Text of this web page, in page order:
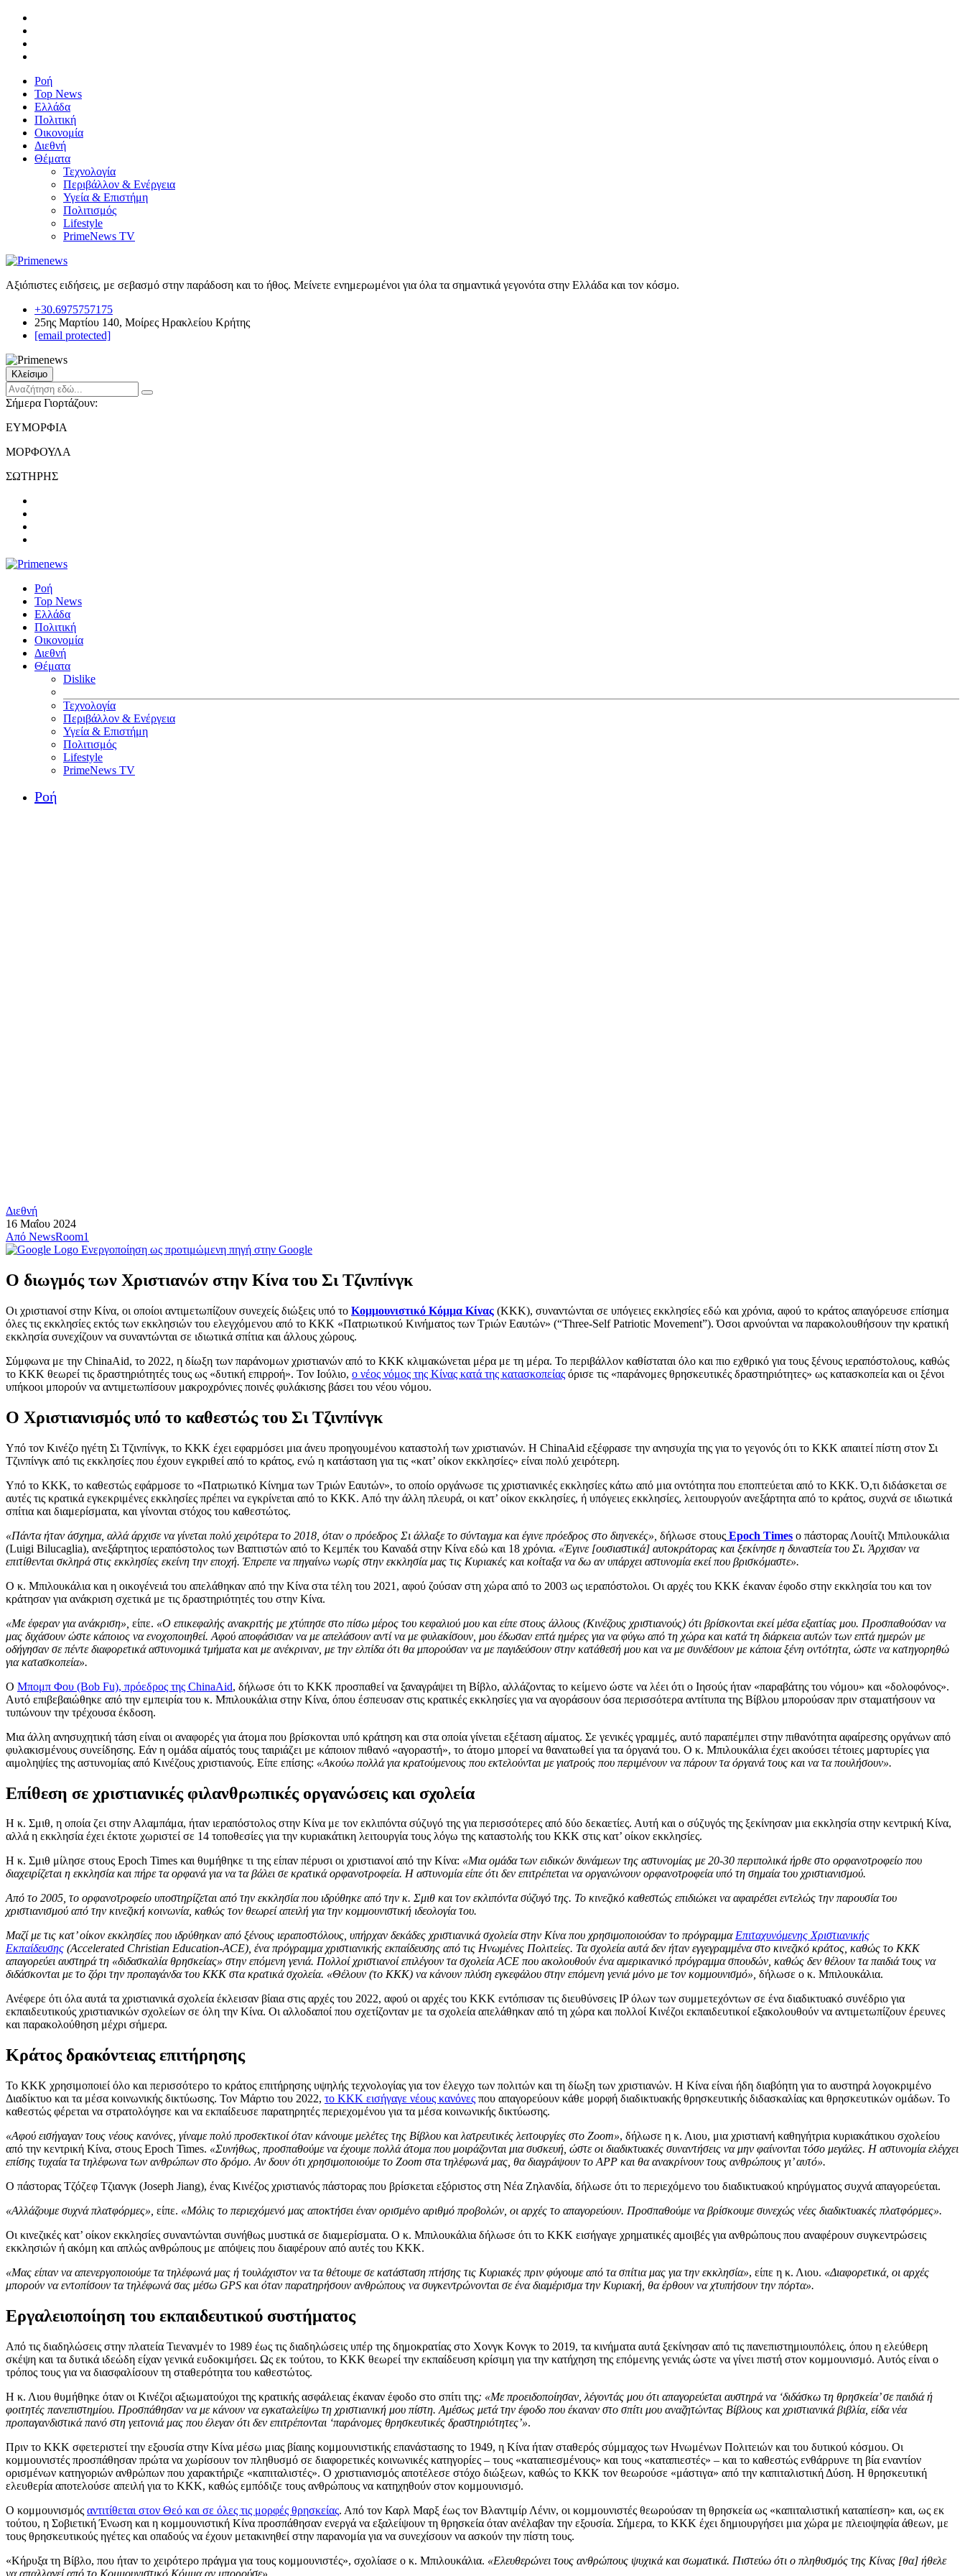
Ροή
Top News
Ελλάδα
Πολιτική
Οικονομία
Διεθνή
Θέματα
Τεχνολογία
Περιβάλλον & Ενέργεια
Υγεία & Επιστήμη
Πολιτισμός
Lifestyle
PrimeNews TV
Αξιόπιστες ειδήσεις, με σεβασμό στην παράδοση και το ήθος. Μείνετε ενημερωμένοι για όλα τα σημαντικά γεγονότα στην Ελλάδα και τον κόσμο.
+30.6975757175
25ης Μαρτίου 140, Μοίρες Ηρακλείου Κρήτης
[email protected]
Κλείσιμο
Σήμερα Γιορτάζουν:
ΕΥΜΟΡΦΙΑ
ΜΟΡΦΟΥΛΑ
ΣΩΤΗΡΗΣ
Ροή
Top News
Ελλάδα
Πολιτική
Οικονομία
Διεθνή
Θέματα
Dislike
Τεχνολογία
Περιβάλλον & Ενέργεια
Υγεία & Επιστήμη
Πολιτισμός
Lifestyle
PrimeNews TV
Ροή
Διεθνή
16 Μαΐου 2024
Από NewsRoom1
Ενεργοποίηση ως προτιμώμενη πηγή στην Google
Ο διωγμός των Χριστιανών στην Κίνα του Σι Τζινπίνγκ
Οι χριστιανοί στην Κίνα, οι οποίοι αντιμετωπίζουν συνεχείς διώξεις υπό το Κομμουνιστικό Κόμμα Κίνας (ΚΚΚ), συναντώνται σε υπόγειες εκκλησίες εδώ και χρόνια, αφού το κράτος απαγόρευσε επίσημα
όλες τις εκκλησίες εκτός των εκκλησιών του ελεγχόμενου από το ΚΚΚ «Πατριωτικού Κινήματος των Τριών Εαυτών» (“Three-Self Patriotic Movement”). Όσοι αρνούνται να παρακολουθήσουν την κρατική
εκκλησία συνεχίζουν να συναντώνται σε ιδιωτικά σπίτια και άλλους χώρους.
Σύμφωνα με την ChinaAid, το 2022, η δίωξη των παράνομων χριστιανών από το ΚΚΚ κλιμακώνεται μέρα με τη μέρα. Το περιβάλλον καθίσταται όλο και πιο εχθρικό για τους ξένους ιεραπόστολους, καθώς
το ΚΚΚ θεωρεί τις δραστηριότητές τους ως «δυτική επιρροή». Τον Ιούλιο, ο νέος νόμος της Κίνας κατά της κατασκοπείας όρισε τις «παράνομες θρησκευτικές δραστηριότητες» ως κατασκοπεία και οι ξένοι
υπήκοοι μπορούν να αντιμετωπίσουν μακροχρόνιες ποινές φυλάκισης βάσει του νέου νόμου.
Ο Χριστιανισμός υπό το καθεστώς του Σι Τζινπίνγκ
Υπό τον Κινέζο ηγέτη Σι Τζινπίνγκ, το ΚΚΚ έχει εφαρμόσει μια άνευ προηγουμένου καταστολή των χριστιανών. Η ChinaAid εξέφρασε την ανησυχία της για το γεγονός ότι το ΚΚΚ απαιτεί πίστη στον Σι
Τζινπίνγκ από τις εκκλησίες που έχουν εγκριθεί από το κράτος, ενώ η κατάσταση για τις «κατ’ οίκον εκκλησίες» είναι πολύ χειρότερη.
Υπό το ΚΚΚ, το καθεστώς εφάρμοσε το «Πατριωτικό Κίνημα των Τριών Εαυτών», το οποίο οργάνωσε τις χριστιανικές εκκλησίες κάτω από μια οντότητα που εποπτεύεται από το ΚΚΚ. Ό,τι διδάσκεται σε
αυτές τις κρατικά εγκεκριμένες εκκλησίες πρέπει να εγκρίνεται από το ΚΚΚ. Από την άλλη πλευρά, οι κατ’ οίκον εκκλησίες, ή υπόγειες εκκλησίες, λειτουργούν ανεξάρτητα από το κράτος, συχνά σε ιδιωτικά
σπίτια και διαμερίσματα, και γίνονται στόχος του καθεστώτος.
«Πάντα ήταν άσχημα, αλλά άρχισε να γίνεται πολύ χειρότερα το 2018, όταν ο πρόεδρος Σι άλλαξε το σύνταγμα και έγινε πρόεδρος στο διηνεκές», δήλωσε στους Epoch Times ο πάστορας Λουίτζι Μπιλουκάλια
(Luigi Bilucaglia), ανεξάρτητος ιεραπόστολος των Βαπτιστών από το Κεμπέκ του Καναδά στην Κίνα εδώ και 18 χρόνια. «Έγινε [ουσιαστικά] αυτοκράτορας και ξεκίνησε η δυναστεία του Σι. Άρχισαν να
επιτίθενται σκληρά στις εκκλησίες εκείνη την εποχή. Έπρεπε να πηγαίνω νωρίς στην εκκλησία μας τις Κυριακές και κοίταξα να δω αν υπάρχει αστυνομία εκεί που βρισκόμαστε».
Ο κ. Μπιλουκάλια και η οικογένειά του απελάθηκαν από την Κίνα στα τέλη του 2021, αφού ζούσαν στη χώρα από το 2003 ως ιεραπόστολοι. Οι αρχές του ΚΚΚ έκαναν έφοδο στην εκκλησία του και τον
κράτησαν για ανάκριση σχετικά με τις δραστηριότητές του στην Κίνα.
«Με έφεραν για ανάκριση», είπε. «Ο επικεφαλής ανακριτής με χτύπησε στο πίσω μέρος του κεφαλιού μου και είπε στους άλλους (Κινέζους χριστιανούς) ότι βρίσκονται εκεί μέσα εξαιτίας μου. Προσπαθούσαν να
μας διχάσουν ώστε κάποιος να ενοχοποιηθεί. Αφού αποφάσισαν να με απελάσουν αντί να με φυλακίσουν, μου έδωσαν επτά ημέρες για να φύγω από τη χώρα και κατά τη διάρκεια αυτών των επτά ημερών με
οδήγησαν σε πέντε διαφορετικά αστυνομικά τμήματα και με ανέκριναν, με την ελπίδα ότι θα μπορούσαν να με παγιδεύσουν στην κατάθεσή μου και να με συνδέσουν με κάποια ξένη οντότητα, ώστε να κατηγορηθώ
για κατασκοπεία».
Ο Μπομπ Φου (Bob Fu), πρόεδρος της ChinaAid, δήλωσε ότι το ΚΚΚ προσπαθεί να ξαναγράψει τη Βίβλο, αλλάζοντας το κείμενο ώστε να λέει ότι ο Ιησούς ήταν «παραβάτης του νόμου» και «δολοφόνος».
Αυτό επιβεβαιώθηκε από την εμπειρία του κ. Μπιλουκάλια στην Κίνα, όπου έσπευσαν στις κρατικές εκκλησίες για να αγοράσουν όσα περισσότερα αντίτυπα της Βίβλου μπορούσαν πριν σταματήσουν να
τυπώνουν την τρέχουσα έκδοση.
Μια άλλη ανησυχητική τάση είναι οι αναφορές για άτομα που βρίσκονται υπό κράτηση και στα οποία γίνεται εξέταση αίματος. Σε γενικές γραμμές, αυτό παραπέμπει στην πιθανότητα αφαίρεσης οργάνων από
φυλακισμένους συνείδησης. Εάν η ομάδα αίματός τους ταιριάζει με κάποιον πιθανό «αγοραστή», το άτομο μπορεί να θανατωθεί για τα όργανά του. Ο κ. Μπιλουκάλια έχει ακούσει τέτοιες μαρτυρίες για
αιμοληψίες της αστυνομίας από Κινέζους χριστιανούς. Είπε επίσης: «Ακούω πολλά για κρατούμενους που εκτελούνται με γιατρούς που περιμένουν να πάρουν τα όργανά τους και να τα πουλήσουν».
Επίθεση σε χριστιανικές φιλανθρωπικές οργανώσεις και σχολεία
Η κ. Σμιθ, η οποία ζει στην Αλαμπάμα, ήταν ιεραπόστολος στην Κίνα με τον εκλιπόντα σύζυγό της για περισσότερες από δύο δεκαετίες. Αυτή και ο σύζυγός της ξεκίνησαν μια εκκλησία στην κεντρική Κίνα,
αλλά η εκκλησία έχει έκτοτε χωριστεί σε 14 τοποθεσίες για την κυριακάτικη λειτουργία τους λόγω της καταστολής του ΚΚΚ στις κατ’ οίκον εκκλησίες.
Η κ. Σμιθ μίλησε στους Epoch Times και θυμήθηκε τι της είπαν πέρυσι οι χριστιανοί από την Κίνα: «Μια ομάδα των ειδικών δυνάμεων της αστυνομίας με 20-30 περιπολικά ήρθε στο ορφανοτροφείο που
διαχειρίζεται η εκκλησία και πήρε τα ορφανά για να τα βάλει σε κρατικά ορφανοτροφεία. Η αστυνομία είπε ότι δεν επιτρέπεται να οργανώνουν ορφανοτροφεία υπό τη σημαία του χριστιανισμού.
Από το 2005, το ορφανοτροφείο υποστηρίζεται από την εκκλησία που ιδρύθηκε από την κ. Σμιθ και τον εκλιπόντα σύζυγό της. Το κινεζικό καθεστώς επιδιώκει να αφαιρέσει εντελώς την παρουσία του
χριστιανισμού από την κινεζική κοινωνία, καθώς τον θεωρεί απειλή για την κομμουνιστική ιδεολογία του.
Μαζί με τις κατ’ οίκον εκκλησίες που ιδρύθηκαν από ξένους ιεραποστόλους, υπήρχαν δεκάδες χριστιανικά σχολεία στην Κίνα που χρησιμοποιούσαν το πρόγραμμαΕπιταχυνόμενης Χριστιανικής
Εκπαίδευσης (Accelerated Christian Education-ACE), ένα πρόγραμμα χριστιανικής εκπαίδευσης από τις Ηνωμένες Πολιτείες. Τα σχολεία αυτά δεν ήταν εγγεγραμμένα στο κινεζικό κράτος, καθώς το ΚΚΚ
απαγορεύει αυστηρά τη «διδασκαλία θρησκείας» στην επόμενη γενιά. Πολλοί χριστιανοί επιλέγουν τα σχολεία ACE που ακολουθούν ένα αμερικανικό πρόγραμμα σπουδών, καθώς δεν θέλουν τα παιδιά τους να
διδάσκονται με το ζόρι την προπαγάνδα του ΚΚΚ στα κρατικά σχολεία. «Θέλουν (το ΚΚΚ) να κάνουν πλύση εγκεφάλου στην επόμενη γενιά μόνο με τον κομμουνισμό», δήλωσε ο κ. Μπιλουκάλια.
Ανέφερε ότι όλα αυτά τα χριστιανικά σχολεία έκλεισαν βίαια στις αρχές του 2022, αφού οι αρχές του ΚΚΚ εντόπισαν τις διευθύνσεις IP όλων των συμμετεχόντων σε ένα διαδικτυακό συνέδριο για
εκπαιδευτικούς χριστιανικών σχολείων σε όλη την Κίνα. Οι αλλοδαποί που σχετίζονταν με τα σχολεία απελάθηκαν από τη χώρα και πολλοί Κινέζοι εκπαιδευτικοί εξακολουθούν να αντιμετωπίζουν έρευνες
και παρακολούθηση μέχρι σήμερα.
Κράτος δρακόντειας επιτήρησης
Το ΚΚΚ χρησιμοποιεί όλο και περισσότερο το κράτος επιτήρησης υψηλής τεχνολογίας για τον έλεγχο των πολιτών και τη δίωξη των χριστιανών. Η Κίνα είναι ήδη διαβόητη για το αυστηρά λογοκριμένο
Διαδίκτυο και τα μέσα κοινωνικής δικτύωσης. Τον Μάρτιο του 2022, το ΚΚΚ εισήγαγε νέους κανόνες που απαγορεύουν κάθε μορφή διαδικτυακής θρησκευτικής διδασκαλίας και θρησκευτικών ομάδων. Το
καθεστώς φέρεται να στρατολόγησε και να εκπαίδευσε παρατηρητές περιεχομένου για τα μέσα κοινωνικής δικτύωσης.
«Αφού εισήγαγαν τους νέους κανόνες, γίναμε πολύ προσεκτικοί όταν κάνουμε μελέτες της Βίβλου και λατρευτικές λειτουργίες στο Zoom», δήλωσε η κ. Λιου, μια χριστιανή καθηγήτρια κυριακάτικου σχολείου
από την κεντρική Κίνα, στους Epoch Times. «Συνήθως, προσπαθούμε να έχουμε πολλά άτομα που μοιράζονται μια συσκευή, ώστε οι διαδικτυακές συναντήσεις να μην φαίνονται τόσο μεγάλες. Η αστυνομία ελέγχει
επίσης τυχαία τα τηλέφωνα των ανθρώπων στο δρόμο. Αν δουν ότι χρησιμοποιούμε το Zoom στα τηλέφωνά μας, θα διαγράψουν το APP και θα ανακρίνουν τους ανθρώπους γι’ αυτό».
Ο πάστορας Τζόζεφ Τζιανγκ (Joseph Jiang), ένας Κινέζος χριστιανός πάστορας που βρίσκεται εξόριστος στη Νέα Ζηλανδία, δήλωσε ότι το περιεχόμενο του διαδικτυακού κηρύγματος συχνά απαγορεύεται.
«Αλλάζουμε συχνά πλατφόρμες», είπε. «Μόλις το περιεχόμενό μας αποκτήσει έναν ορισμένο αριθμό προβολών, οι αρχές το απαγορεύουν. Προσπαθούμε να βρίσκουμε συνεχώς νέες διαδικτυακές πλατφόρμες».
Οι κινεζικές κατ’ οίκον εκκλησίες συναντώνται συνήθως μυστικά σε διαμερίσματα. Ο κ. Μπιλουκάλια δήλωσε ότι το ΚΚΚ εισήγαγε χρηματικές αμοιβές για ανθρώπους που αναφέρουν συγκεντρώσεις
εκκλησιών ή ακόμη και απλώς ανθρώπους με απόψεις που διαφέρουν από αυτές του ΚΚΚ.
«Μας είπαν να απενεργοποιούμε τα τηλέφωνά μας ή τουλάχιστον να τα θέτουμε σε κατάσταση πτήσης τις Κυριακές πριν φύγουμε από τα σπίτια μας για την εκκλησία», είπε η κ. Λιου. «Διαφορετικά, οι αρχές
μπορούν να εντοπίσουν τα τηλέφωνά σας μέσω GPS και όταν παρατηρήσουν ανθρώπους να συγκεντρώνονται σε ένα διαμέρισμα την Κυριακή, θα έρθουν να χτυπήσουν την πόρτα».
Εργαλειοποίηση του εκπαιδευτικού συστήματος
Από τις διαδηλώσεις στην πλατεία Τιενανμέν το 1989 έως τις διαδηλώσεις υπέρ της δημοκρατίας στο Χονγκ Κονγκ το 2019, τα κινήματα αυτά ξεκίνησαν από τις πανεπιστημιουπόλεις, όπου η ελεύθερη
σκέψη και τα δυτικά ιδεώδη είχαν γενικά ευδοκιμήσει. Ως εκ τούτου, το ΚΚΚ θεωρεί την εκπαίδευση κρίσιμη για την κατήχηση της επόμενης γενιάς ώστε να γίνει πιστή στον κομμουνισμό. Αυτός είναι ο
τρόπος τους για να διασφαλίσουν τη σταθερότητα του καθεστώτος.
Η κ. Λιου θυμήθηκε όταν οι Κινέζοι αξιωματούχοι της κρατικής ασφάλειας έκαναν έφοδο στο σπίτι της: «Με προειδοποίησαν, λέγοντάς μου ότι απαγορεύεται αυστηρά να ‘διδάσκω τη θρησκεία’ σε παιδιά ή
φοιτητές πανεπιστημίου. Προσπάθησαν να με κάνουν να εγκαταλείψω τη χριστιανική μου πίστη. Αμέσως μετά την έφοδο που έκαναν στο σπίτι μου αναζητώντας Βίβλους και χριστιανικά βιβλία, είδα νέα
προπαγανδιστικά πανό στη γειτονιά μας που έλεγαν ότι δεν επιτρέπονται ‘παράνομες θρησκευτικές δραστηριότητες’».
Πριν το ΚΚΚ σφετεριστεί την εξουσία στην Κίνα μέσω μιας βίαιης κομμουνιστικής επανάστασης το 1949, η Κίνα ήταν σταθερός σύμμαχος των Ηνωμένων Πολιτειών και του δυτικού κόσμου. Οι
κομμουνιστές προσπάθησαν πρώτα να χωρίσουν τον πληθυσμό σε διαφορετικές κοινωνικές κατηγορίες – τους «καταπιεσμένους» και τους «καταπιεστές» – και το καθεστώς ενθάρρυνε τη βία εναντίον
ορισμένων κατηγοριών ανθρώπων που χαρακτήριζε «καπιταλιστές». Ο χριστιανισμός αποτέλεσε στόχο διώξεων, καθώς το ΚΚΚ τον θεωρούσε «μάστιγα» από την καπιταλιστική Δύση. Η θρησκευτική
ελευθερία αποτελούσε απειλή για το ΚΚΚ, καθώς εμπόδιζε τους ανθρώπους να κατηχηθούν στον κομμουνισμό.
Ο κομμουνισμός αντιτίθεται στον Θεό και σε όλες τις μορφές θρησκείας. Από τον Καρλ Μαρξ έως τον Βλαντιμίρ Λένιν, οι κομμουνιστές θεωρούσαν τη θρησκεία ως «καπιταλιστική καταπίεση» και, ως εκ
τούτου, η Σοβιετική Ένωση και η κομμουνιστική Κίνα προσπάθησαν ενεργά να εξαλείψουν τη θρησκεία όταν ανέλαβαν την εξουσία. Σήμερα, το ΚΚΚ έχει δημιουργήσει μια χώρα με πλειοψηφία άθεων, με
τους θρησκευτικούς ηγέτες και οπαδούς να έχουν μετακινηθεί στην παρανομία για να συνεχίσουν να ασκούν την πίστη τους.
«Κήρυξα τη Βίβλο, που ήταν το χειρότερο πράγμα για τους κομμουνιστές», σχολίασε ο κ. Μπιλουκάλια. «Ελευθερώνει τους ανθρώπους ψυχικά και σωματικά. Πιστεύω ότι ο πληθυσμός της Κίνας [θα] ήθελε
να απαλλαγεί από το Κομμουνιστικό Κόμμα αν μπορούσε».